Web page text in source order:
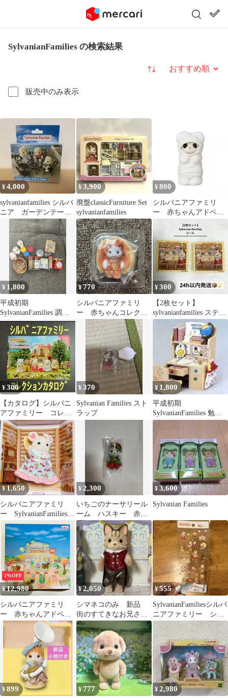
SylvanianFamilies の検索結果
販売中のみ表示
並び替え
¥4,000
sylvanianfamilies シルバ
ニア ガーデンテーブ
ル・チェアセット
¥3,900
廃盤classicFurniture Set
sylvanianfamilies
¥ 800
シルバニアファミリ
ー 赤ちゃんアドベン
チャーシリーズ
¥ 1,800
平成初期
SylvanianFamilies 調理
器具セット シルバニ
¥770
シルバニアファミリ
ー 赤ちゃんコレクシ
ョン〜ハッピースイー
ツシリーズ〜 ラテネ
¥300
【2枚セット】
sylvanianfamilies ステッ
カー ショコラウサギ
¥300
【カタログ】シルバニ
アファミリー コレク
ションカタログ 2023
vol.2
¥370
Sylvanian Families スト
ラップ
¥ 1,800
平成初期
SylvanianFamilies 勉強
机セット シルバニア
¥1,650
シルバニアファミリ
ー SylvanianFamilies
ファンクラブ 特典
¥ 2,300
いちごのナーサリール
ーム ハスキー 赤ち
ゃん シルバニアファ
ミリー
¥3,600
Sylvanian Families
1%OFF
¥12,980
シルバニアファミリ
ー 赤ちゃんアドベン
チャーシリーズ 16個
セット(1BOX) 正規品
sylvanianfamilies
¥2,050
シマネコのみ 新品
街のすてきなお兄さん
セット シルバニアフ
ァミリー
¥555
SylvanianFamiliesシルバ
ニアファミリー シー
ル エポック社 公式
¥899 ¥777 ¥2,980